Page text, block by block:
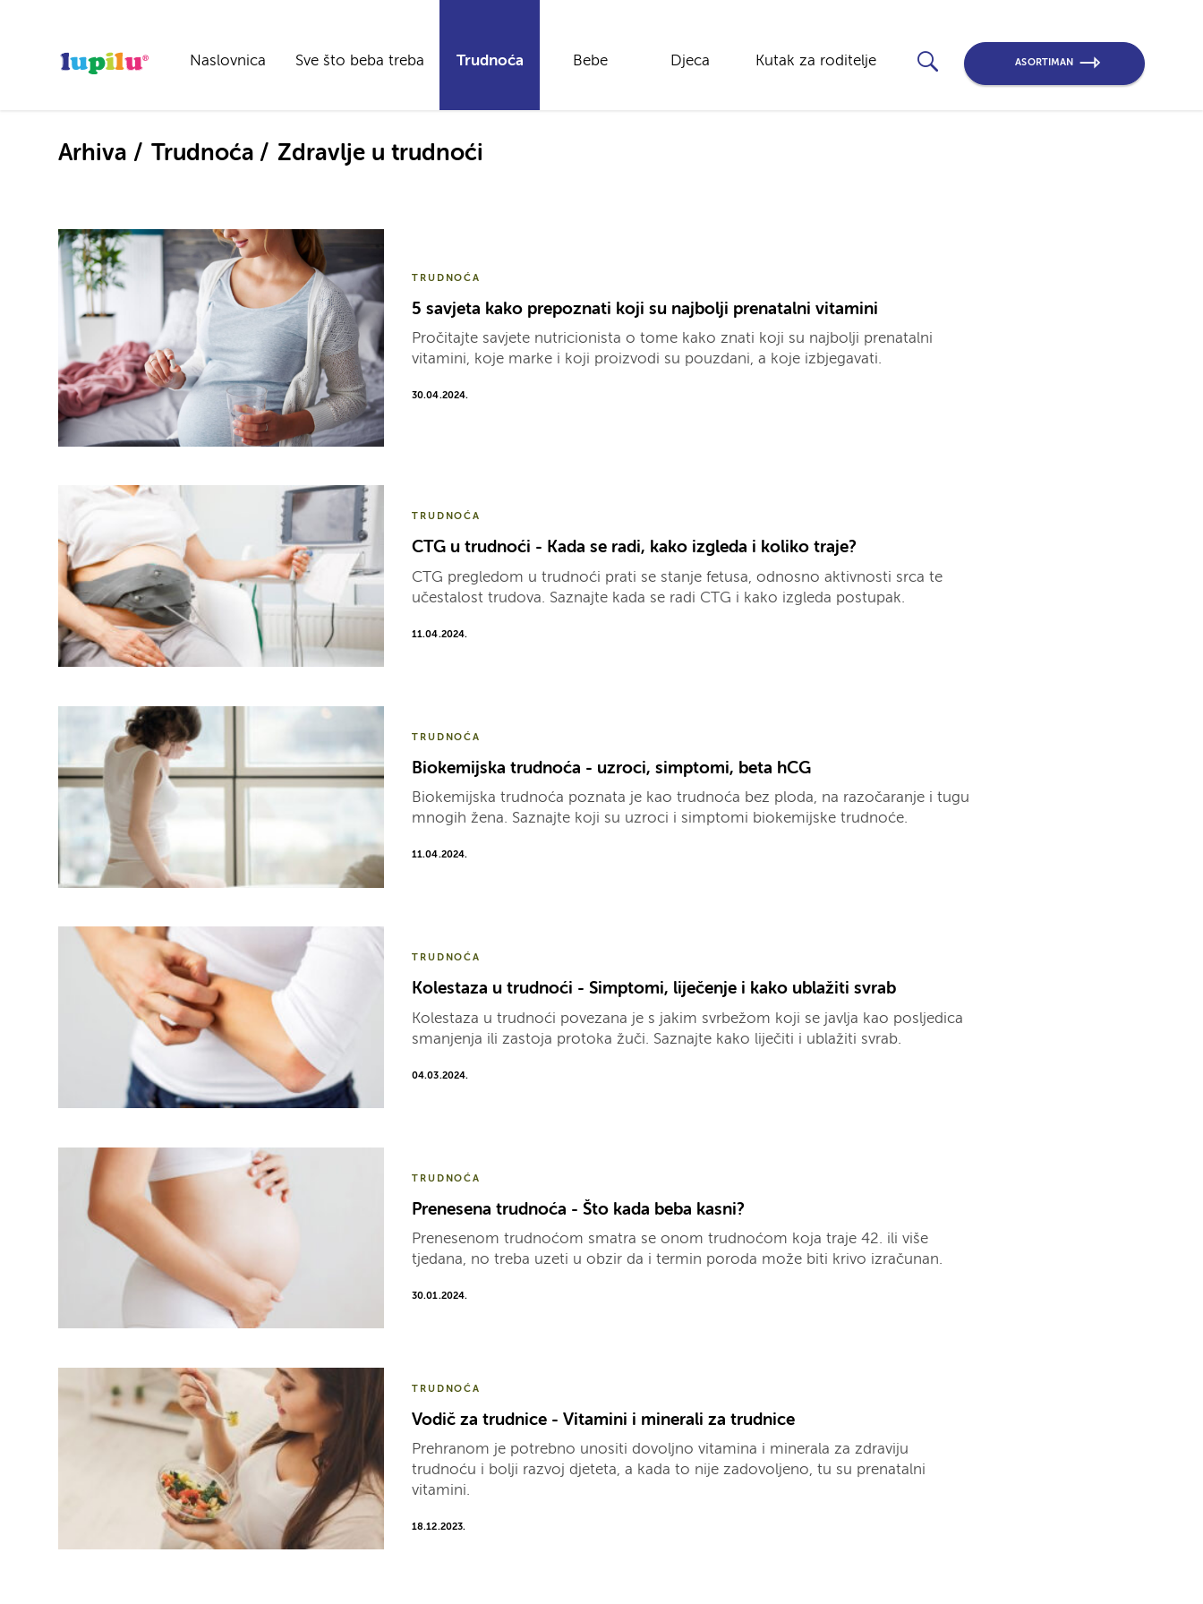
Naslovnica Sve što beba treba Trudnoća Bebe Djeca Kutak za roditelje ASORTIMAN
Arhiva Trudnoća Zdravlje u trudnoći
TRUDNOĆA
5 savjeta kako prepoznati koji su najbolji prenatalni vitamini
Pročitajte savjete nutricionista o tome kako znati koji su najbolji prenatalni
vitamini, koje marke i koji proizvodi su pouzdani, a koje izbjegavati.
30.04.2024.
TRUDNOĆA
CTG u trudnoći - Kada se radi, kako izgleda i koliko traje?
CTG pregledom u trudnoći prati se stanje fetusa, odnosno aktivnosti srca te
učestalost trudova. Saznajte kada se radi CTG i kako izgleda postupak.
11.04.2024.
TRUDNOĆA
Biokemijska trudnoća - uzroci, simptomi, beta hCG
Biokemijska trudnoća poznata je kao trudnoća bez ploda, na razočaranje i tugu
mnogih žena. Saznajte koji su uzroci i simptomi biokemijske trudnoće.
11.04.2024.
TRUDNOĆA
Kolestaza u trudnoći - Simptomi, liječenje i kako ublažiti svrab
Kolestaza u trudnoći povezana je s jakim svrbežom koji se javlja kao posljedica
smanjenja ili zastoja protoka žuči. Saznajte kako liječiti i ublažiti svrab.
04.03.2024.
TRUDNOĆA
Prenesena trudnoća - Što kada beba kasni?
Prenesenom trudnoćom smatra se onom trudnoćom koja traje 42. ili više
tjedana, no treba uzeti u obzir da i termin poroda može biti krivo izračunan.
30.01.2024.
TRUDNOĆA
Vodič za trudnice - Vitamini i minerali za trudnice
Prehranom je potrebno unositi dovoljno vitamina i minerala za zdraviju
trudnoću i bolji razvoj djeteta, a kada to nije zadovoljeno, tu su prenatalni
vitamini.
18.12.2023.